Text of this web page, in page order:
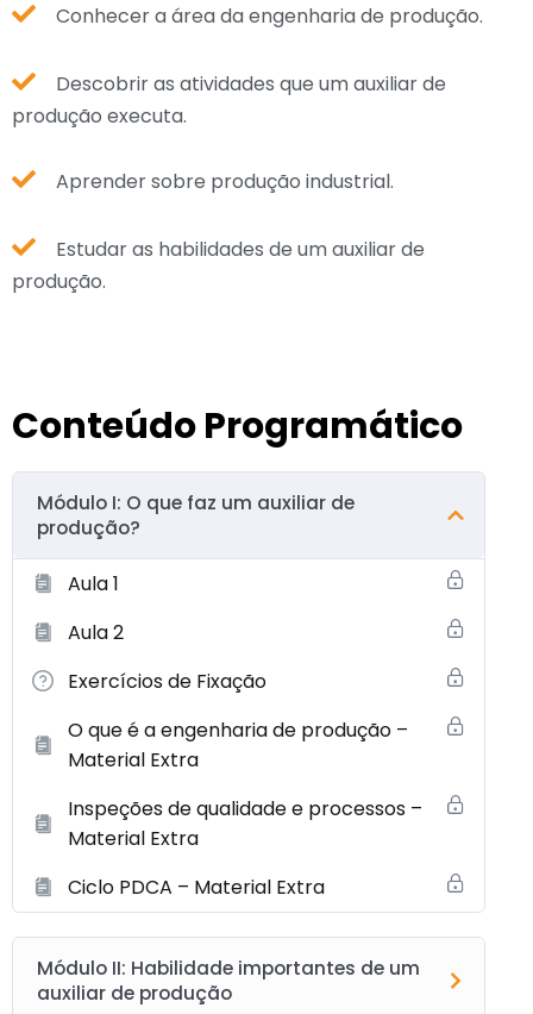
Conhecer a área da engenharia de produção.
Descobrir as atividades que um auxiliar de
produção executa.
Aprender sobre produção industrial.
Estudar as habilidades de um auxiliar de
produção.
Conteúdo Programático
Módulo I: O que faz um auxiliar de
produção?
Aula 1
Aula 2
Exercícios de Fixação
O que é a engenharia de produção –
Material Extra
Inspeções de qualidade e processos –
Material Extra
Ciclo PDCA – Material Extra
Módulo II: Habilidade importantes de um
auxiliar de produção